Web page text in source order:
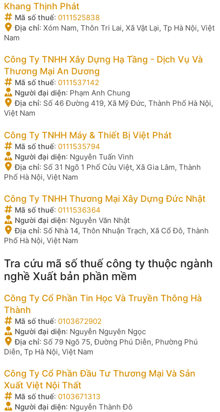
Khang Thịnh Phát
Mã số thuế: 0111525838
Địa chỉ: Xóm Nam, Thôn Tri Lai, Xã Vật Lại, Tp Hà Nội, Việt
Nam
Công Ty TNHH Xây Dựng Hạ Tầng - Dịch Vụ Và
Thương Mại An Dương
Mã số thuế: 0111537142
Người đại diện: Phạm Anh Chung
Địa chỉ: Số 46 Đường 419, Xã Mỹ Đức, Thành Phố Hà Nội,
Việt Nam
Công Ty TNHH Máy & Thiết Bị Việt Phát
Mã số thuế: 0111535794
Người đại diện: Nguyễn Tuấn Vinh
Địa chỉ: Số 31 Ngõ 1 Phố Cửu Việt, Xã Gia Lâm, Thành
Phố Hà Nội, Việt Nam
Công Ty TNHH Thương Mại Xây Dựng Đức Nhật
Mã số thuế: 0111536364
Người đại diện: Nguyễn Văn Nhật
Địa chỉ: Số Nhà 14, Thôn Nhuận Trạch, Xã Cổ Đô, Thành
Phố Hà Nội, Việt Nam
Tra cứu mã số thuế công ty thuộc ngành
nghề Xuất bản phần mềm
Công Ty Cổ Phần Tin Học Và Truyền Thông Hà
Thành
Mã số thuế: 0103672902
Người đại diện: Nguyễn Nguyên Ngọc
Địa chỉ: Số 79 Ngõ 75, Đường Phú Diễn, Phường Phú
Diễn, Tp Hà Nội, Việt Nam
Công Ty Cổ Phần Đầu Tư Thương Mại Và Sản
Xuất Việt Nội Thất
Mã số thuế: 0103671313
Người đại diện: Nguyễn Thành Đô